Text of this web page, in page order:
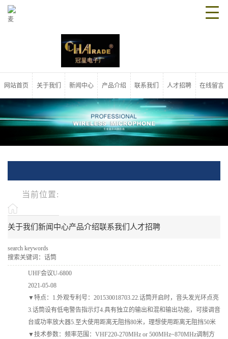
网站首页 关于我们 新闻中心 产品介绍 联系我们 人才招聘 在线留言
当前位置:
关于我们 新闻中心产品介绍联系我们 人才招聘
search keywords
搜索关键词：话筒
UHF会议U-6800
2021-05-08
▼特点：1.外观专利号：201530018703.22.话筒开启时，音头发光环点亮
3.话筒设有低电警告指示灯4.具有独立的输出和混和输出功能，可接调音
台或功率放大器5.至大使用距离无阻挡80米，理想使用距离无阻挡50米
▼技术参数：频率范围：VHF220-270MHz or 500MHz~870MHz调制方